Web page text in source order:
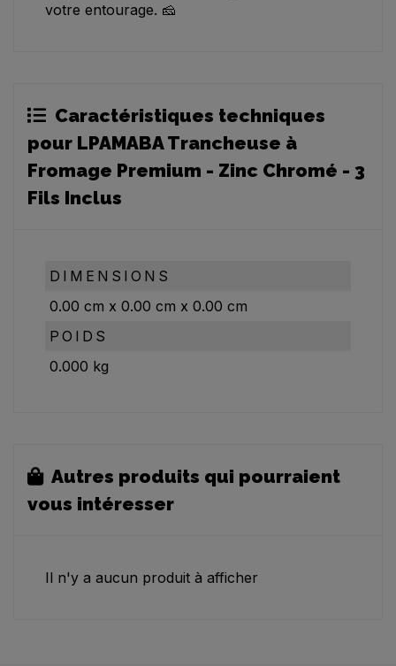
votre entourage. 🧀
Caractéristiques techniques
pour LPAMABA Trancheuse à
Fromage Premium - Zinc Chromé - 3
Fils Inclus
DIMENSIONS
0.00 cm x 0.00 cm x 0.00 cm
POIDS
0.000 kg
Autres produits qui pourraient
vous intéresser
Il n'y a aucun produit à afficher